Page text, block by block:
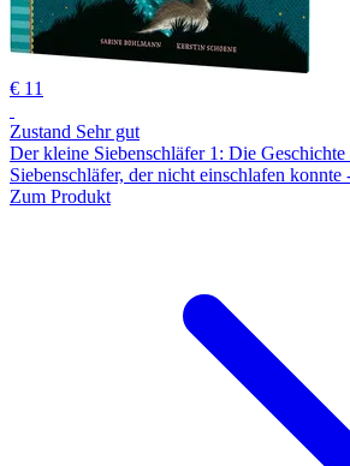
€ 11
Zustand Sehr gut
Der kleine Siebenschläfer 1: Die
Siebenschläfer, der nicht einschlafen konnte
Zum Produkt